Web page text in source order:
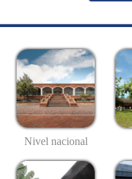
Nivel nacional